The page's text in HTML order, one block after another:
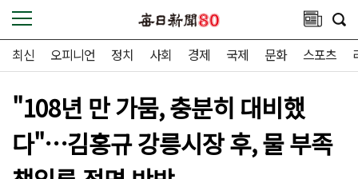
최신 오피니언 정치 사회 경제 국제 문화 스포츠
"108년 만 가뭄, 충분히 대비했
다"…김홍규 강릉시장 후, 물 부족